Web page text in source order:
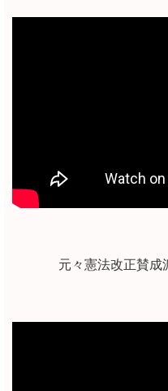
元々憲法改正賛成